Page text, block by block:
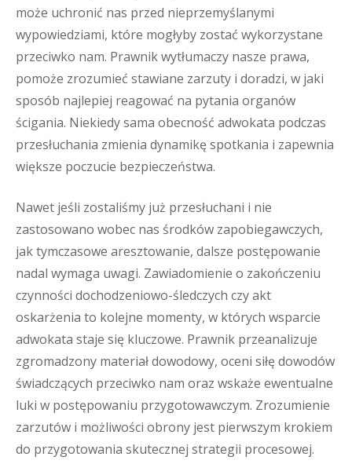
może uchronić nas przed nieprzemyślanymi
wypowiedziami, które mogłyby zostać wykorzystane
przeciwko nam. Prawnik wytłumaczy nasze prawa,
pomoże zrozumieć stawiane zarzuty i doradzi, w jaki
sposób najlepiej reagować na pytania organów
ścigania. Niekiedy sama obecność adwokata podczas
przesłuchania zmienia dynamikę spotkania i zapewnia
większe poczucie bezpieczeństwa.
Nawet jeśli zostaliśmy już przesłuchani i nie
zastosowano wobec nas środków zapobiegawczych,
jak tymczasowe aresztowanie, dalsze postępowanie
nadal wymaga uwagi. Zawiadomienie o zakończeniu
czynności dochodzeniowo-śledczych czy akt
oskarżenia to kolejne momenty, w których wsparcie
adwokata staje się kluczowe. Prawnik przeanalizuje
zgromadzony materiał dowodowy, oceni siłę dowodów
świadczących przeciwko nam oraz wskaże ewentualne
luki w postępowaniu przygotowawczym. Zrozumienie
zarzutów i możliwości obrony jest pierwszym krokiem
do przygotowania skutecznej strategii procesowej.